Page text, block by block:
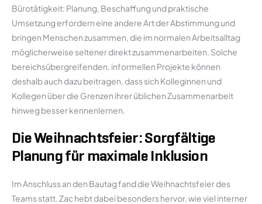
Bürotätigkeit: Planung, Beschaffung und praktische
Umsetzung erfordern eine andere Art der Abstimmung und
bringen Menschen zusammen, die im normalen Arbeitsalltag
möglicherweise seltener direkt zusammenarbeiten. Solche
bereichsübergreifenden, informellen Projekte können
deshalb auch dazu beitragen, dass sich Kolleginnen und
Kollegen über die Grenzen ihrer üblichen Zusammenarbeit
hinweg besser kennenlernen.
Die Weihnachtsfeier: Sorgfältige
Planung für maximale Inklusion
Im Anschluss an den Bautag fand die Weihnachtsfeier des
Teams statt. Zac hebt dabei besonders hervor, wie viel interner